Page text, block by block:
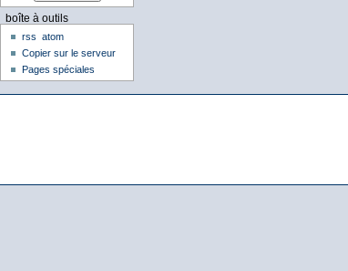
boîte à outils
rss
atom
Copier sur le serveur
Pages spéciales